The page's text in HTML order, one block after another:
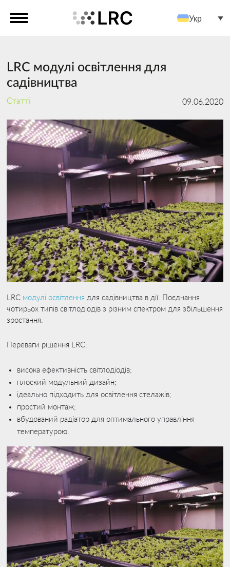
Укр
LRC модулі освітлення для
садівництва
Статті 09.06.2020
LRC модулі освітлення для садівництва в дії. Поєднання
чотирьох типів світлодіодів з різним спектром для збільшення
зростання.
Переваги рішення LRC:
висока ефективність світлодіодів;
плоский модульний дизайн;
ідеально підходить для освітлення стелажів;
простий монтаж;
вбудований радіатор для оптимального управління
температурою.